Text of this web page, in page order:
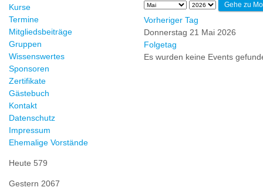
Kurse
Termine
Mitgliedsbeiträge
Gruppen
Wissenswertes
Sponsoren
Zertifikate
Gästebuch
Kontakt
Datenschutz
Impressum
Ehemalige Vorstände
Heute 579
Gestern 2067
Gehe zu
Vorheriger Tag
Donnerstag 21 Mai 2026
Folgetag
Es wurden keine Events